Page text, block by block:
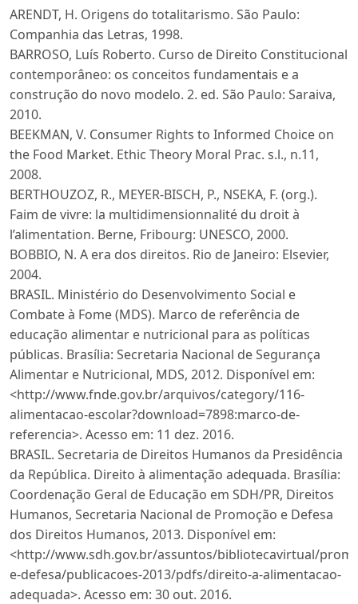
ARENDT, H. Origens do totalitarismo. São Paulo:
Companhia das Letras, 1998.
BARROSO, Luís Roberto. Curso de Direito Constitucional
contemporâneo: os conceitos fundamentais e a
construção do novo modelo. 2. ed. São Paulo: Saraiva,
2010.
BEEKMAN, V. Consumer Rights to Informed Choice on
the Food Market. Ethic Theory Moral Prac. s.l., n.11,
2008.
BERTHOUZOZ, R., MEYER-BISCH, P., NSEKA, F. (org.).
Faim de vivre: la multidimensionnalité du droit à
l’alimentation. Berne, Fribourg: UNESCO, 2000.
BOBBIO, N. A era dos direitos. Rio de Janeiro: Elsevier,
2004.
BRASIL. Ministério do Desenvolvimento Social e
Combate à Fome (MDS). Marco de referência de
educação alimentar e nutricional para as políticas
públicas. Brasília: Secretaria Nacional de Segurança
Alimentar e Nutricional, MDS, 2012. Disponível em:
<http://www.fnde.gov.br/arquivos/category/116-
alimentacao-escolar?download=7898:marco-de-
referencia>. Acesso em: 11 dez. 2016.
BRASIL. Secretaria de Direitos Humanos da Presidência
da República. Direito à alimentação adequada. Brasília:
Coordenação Geral de Educação em SDH/PR, Direitos
Humanos, Secretaria Nacional de Promoção e Defesa
dos Direitos Humanos, 2013. Disponível em:
<http://www.sdh.gov.br/assuntos/bibliotecavirtual/
e-defesa/publicacoes-2013/pdfs/direito-a-alimentacao-
adequada>. Acesso em: 30 out. 2016.